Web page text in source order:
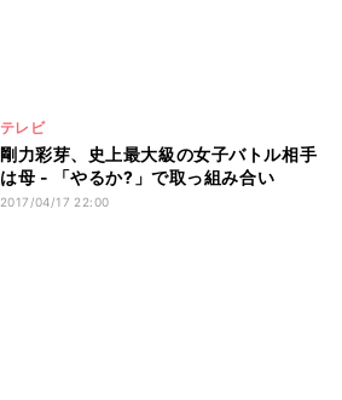
テレビ
剛力彩芽、史上最大級の女子バトル相手
は母 - 「やるか?」で取っ組み合い
2017/04/17 22:00